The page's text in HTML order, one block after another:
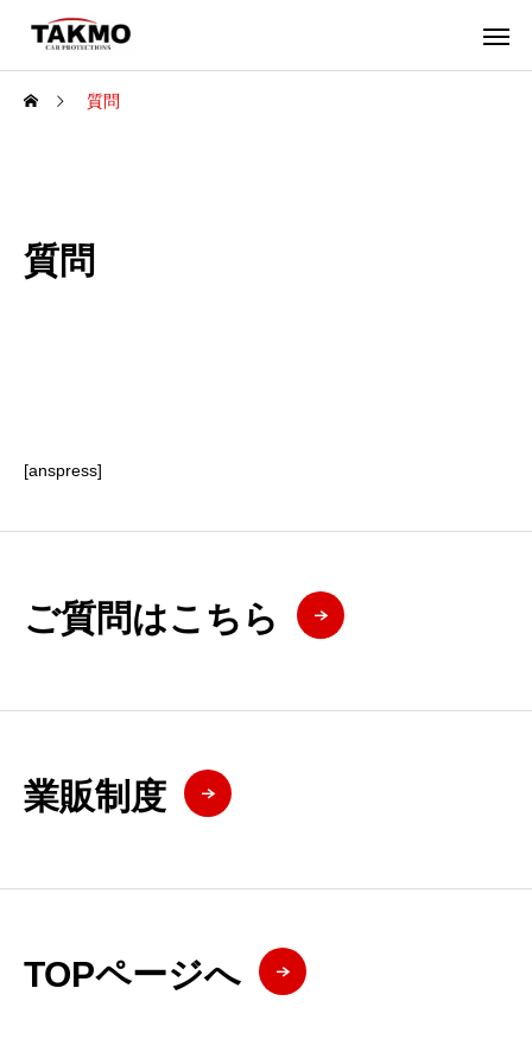
質問
質問
[anspress]
ご質問はこちら
業販制度
TOPページへ